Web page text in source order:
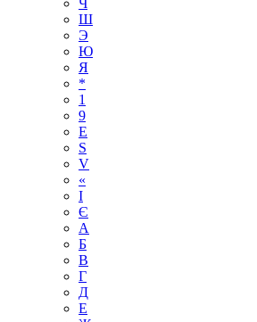
Ч
Ш
Э
Ю
Я
*
1
9
E
S
V
«
І
Є
А
Б
В
Г
Д
Е